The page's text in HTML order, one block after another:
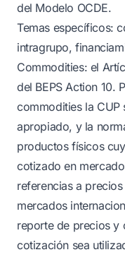
del Modelo OCDE.
Temas específicos:
intragrupo,
Commodities: el
del BEPS Action 10.
commodities la CUP
apropiado, y la
productos físicos
cotizado en
referencias a
mercados
reporte de precios y
cotización sea